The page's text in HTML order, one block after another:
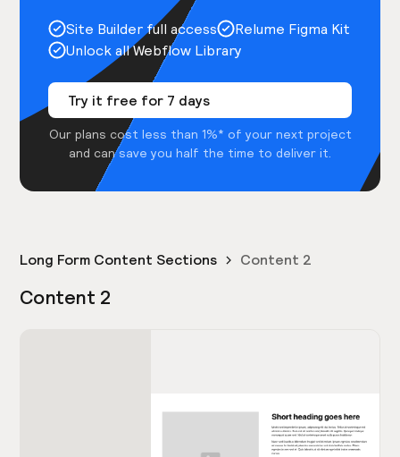
Site Builder full access
Relume Figma Kit
Unlock all Webflow Library
Try it free for 7 days
Our plans cost less than 1%* of your next project
and can save you half the time to deliver it.
Long Form Content Sections Content 2
Content 2